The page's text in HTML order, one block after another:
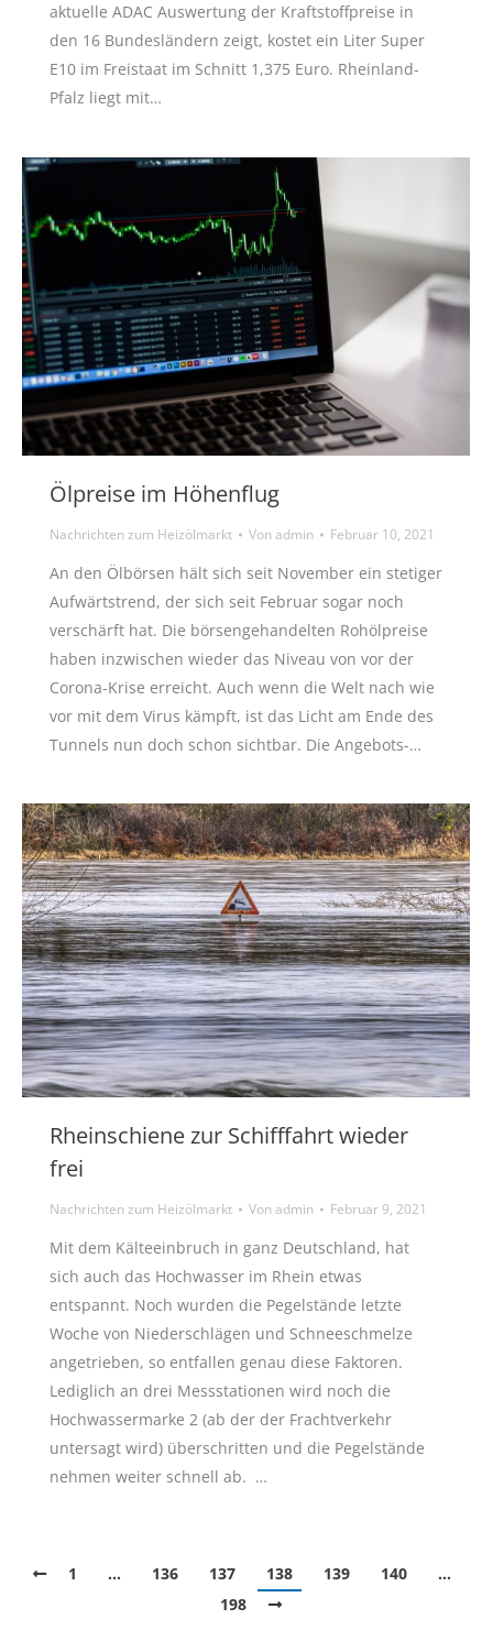
aktuelle ADAC Auswertung der Kraftstoffpreise in
den 16 Bundesländern zeigt, kostet ein Liter Super
E10 im Freistaat im Schnitt 1,375 Euro. Rheinland-
Pfalz liegt mit…
Ölpreise im Höhenflug
Nachrichten zum Heizölmarkt Vonadmin Februar 10, 2021
An den Ölbörsen hält sich seit November ein stetiger
Aufwärtstrend, der sich seit Februar sogar noch
verschärft hat. Die börsengehandelten Rohölpreise
haben inzwischen wieder das Niveau von vor der
Corona-Krise erreicht. Auch wenn die Welt nach wie
vor mit dem Virus kämpft, ist das Licht am Ende des
Tunnels nun doch schon sichtbar. Die Angebots-…
Rheinschiene zur Schifffahrt wieder
frei
Nachrichten zum Heizölmarkt Vonadmin Februar 9, 2021
Mit dem Kälteeinbruch in ganz Deutschland, hat
sich auch das Hochwasser im Rhein etwas
entspannt. Noch wurden die Pegelstände letzte
Woche von Niederschlägen und Schneeschmelze
angetrieben, so entfallen genau diese Faktoren.
Lediglich an drei Messstationen wird noch die
Hochwassermarke 2 (ab der der Frachtverkehr
untersagt wird) überschritten und die Pegelstände
nehmen weiter schnell ab. …
1 … 136 137 138 139 140
…
198